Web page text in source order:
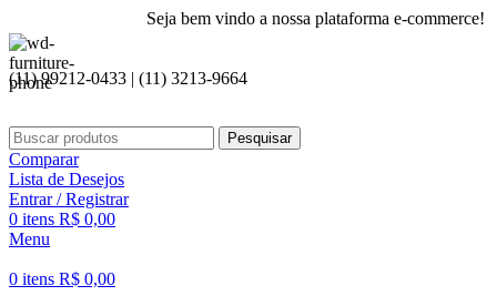
Seja bem vindo a nossa plataforma e-commerce!
(11) 99212-0433 | (11) 3213-9664
Pesquisar
Comparar
Lista de Desejos
Entrar / Registrar
0 itens R$ 0,00
Menu
0 itens R$ 0,00